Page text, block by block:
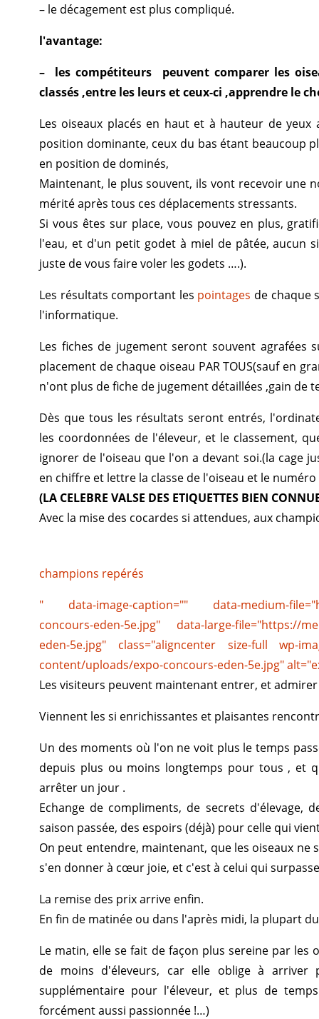
– le décagement est plus compliqué.
l'avantage:
– les compétiteurs peuvent comparer les
classés ,entre les leurs et ceux-ci ,apprendre le
Les oiseaux placés en haut et à hauteur de
position dominante, ceux du bas étant beaucoup
en position de dominés,
Maintenant, le plus souvent, ils vont recevoir une
mérité après tous ces déplacements stressants.
Si vous êtes sur place, vous pouvez en plus,
l'eau, et d'un petit godet à miel de pâtée, aucun
juste de vous faire voler les godets ….).
Les résultats comportant les pointages de chaque
l'informatique.
Les fiches de jugement seront souvent
placement de chaque oiseau PAR TOUS(sauf en
n'ont plus de fiche de jugement détaillées ,gain de
Dès que tous les résultats seront entrés,
les coordonnées de l'éleveur, et le classement,
ignorer de l'oiseau que l'on a devant soi.(la cage
en chiffre et lettre la classe de l'oiseau et le numéro
(LA CELEBRE VALSE DES ETIQUETTES BIEN
Avec la mise des cocardes si attendues, aux
champions repérés
" data-image-caption="" data-medium-
concours-eden-5e.jpg" data-large-file="https://
eden-5e.jpg" class="aligncenter size-full wp-
content/uploads/expo-concours-eden-5e.jpg"
Les visiteurs peuvent maintenant entrer, et admirer
Viennent les si enrichissantes et plaisantes
Un des moments où l'on ne voit plus le temps
depuis plus ou moins longtemps pour tous , et
arrêter un jour .
Echange de compliments, de secrets d'élevage,
saison passée, des espoirs (déjà) pour celle qui
On peut entendre, maintenant, que les oiseaux ne
s'en donner à cœur joie, et c'est à celui qui
La remise des prix arrive enfin.
En fin de matinée ou dans l'après midi, la plupart
Le matin, elle se fait de façon plus sereine par
de moins d'éleveurs, car elle oblige à
supplémentaire pour l'éleveur, et plus de
forcément aussi passionnée !…)